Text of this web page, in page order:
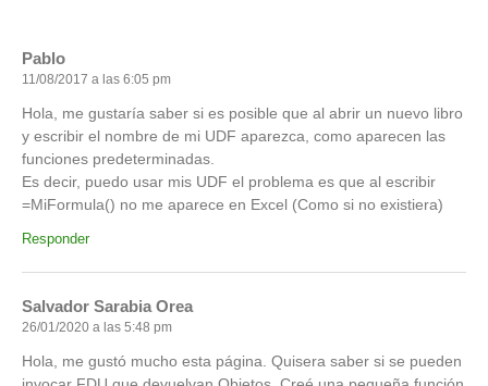
Pablo
11/08/2017 a las 6:05 pm
Hola, me gustaría saber si es posible que al abrir un nuevo libro
y escribir el nombre de mi UDF aparezca, como aparecen las
funciones predeterminadas.
Es decir, puedo usar mis UDF el problema es que al escribir
=MiFormula() no me aparece en Excel (Como si no existiera)
Responder
Salvador Sarabia Orea
26/01/2020 a las 5:48 pm
Hola, me gustó mucho esta página. Quisera saber si se pueden